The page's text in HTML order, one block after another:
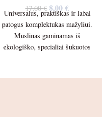
17,00€ 8,00 €
Universalus, praktiškas ir labai
patogus komplektukas mažyliui.
Muslinas gaminamas iš
ekologiško, specialiai šukuotos
audinys, kurio tankis – 130 g/m².